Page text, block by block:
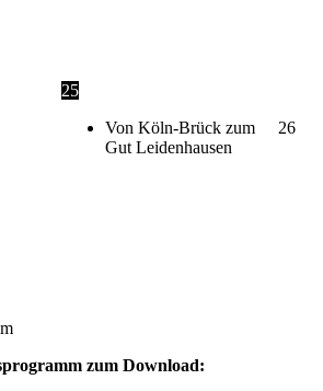
25
Von Köln-Brück zum
Gut Leidenhausen
26
zum Download: